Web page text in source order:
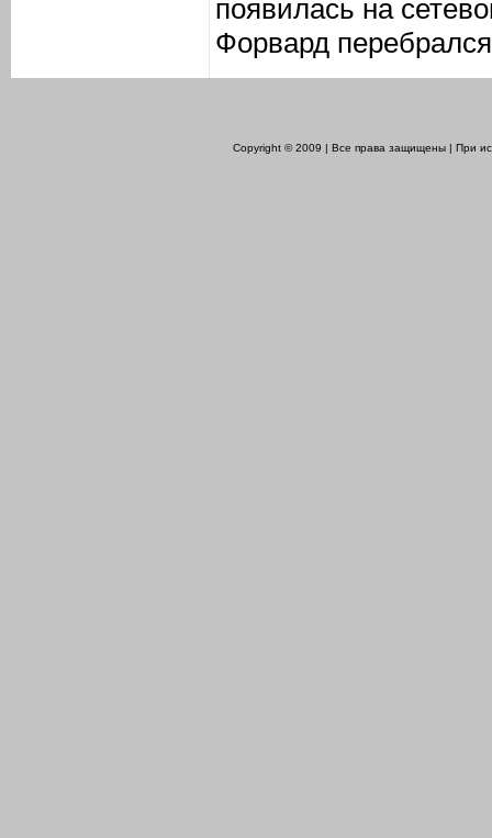
появилась на
Форвард
Copyright © 2009 | Все права защищены | При